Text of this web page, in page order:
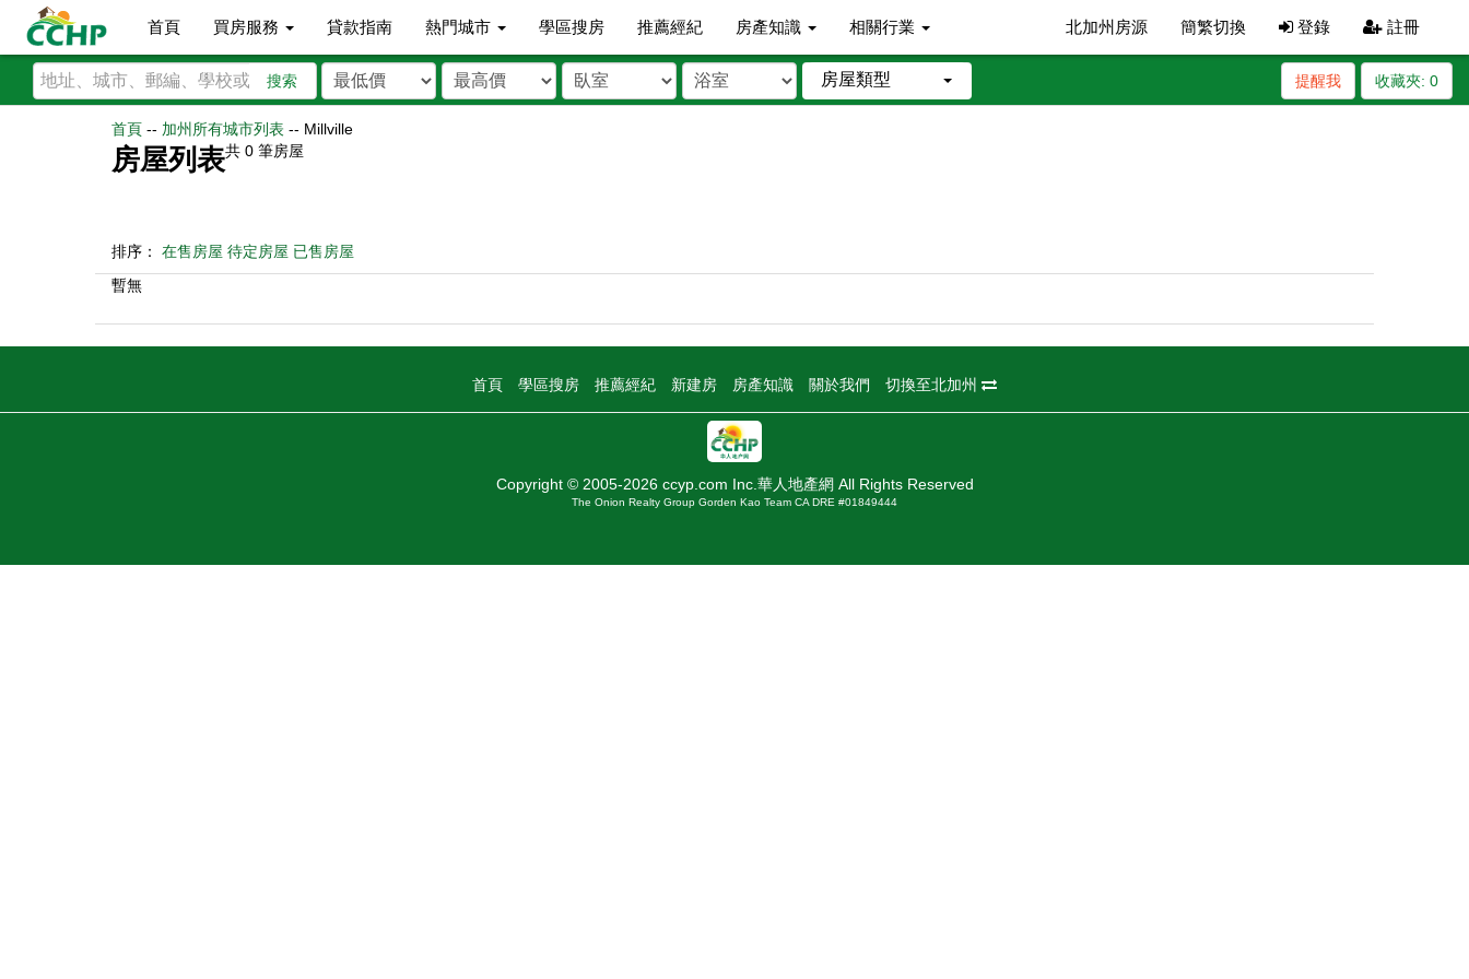
首頁 買房服務 貸款指南 熱門城市 學區搜房 推薦經紀 房產知識 相關行業 北加州房源 簡繁切換 登錄 註冊
搜索 房屋類型 收藏夾: 0
提醒我
首頁 -- 加州所有城市列表 -- Millville
房屋列表共 0 筆房屋
排序： 在售房屋 待定房屋 已售房屋
暫無
首頁 學區搜房 推薦經紀 新建房 房產知識 關於我們 切換至北加州
Copyright © 2005-2026 ccyp.com Inc.華人地產網 All Rights Reserved
The Onion Realty Group Gorden Kao Team CA DRE #01849444